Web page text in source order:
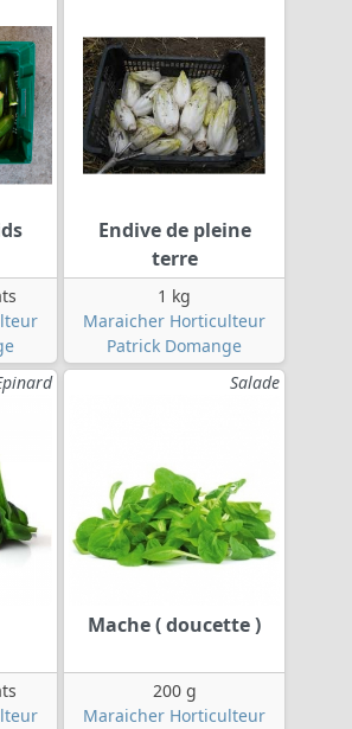
Endive de pleine
terre
1 kg
Maraicher Horticulteur
Patrick Domange
Salade
Mache ( doucette )
200 g
Maraicher Horticulteur